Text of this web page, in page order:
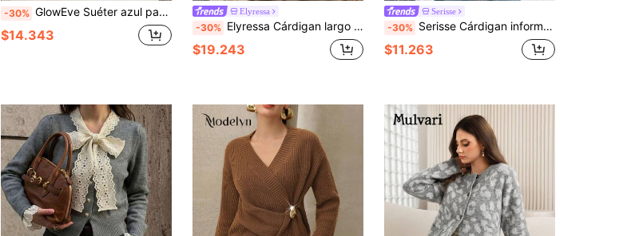
-30% GlowEve Suéter azul para mujer, nuevo cardigan de cierre asimétrico con botones metálicos para otoño/invierno, diseño versátil y minimalista para ir al trabajo
$14.343
Elyressa
-30% Elyressa Cárdigan largo casual de mujer con hombros caídos, manga larga, de un solo botonadura, para otoño/invierno
$19.243
Serisse
-30% Serisse Cárdigan informal de unicolor con mangas largas, hombros caídos y lazo delantero, para otoño/invierno
$11.263